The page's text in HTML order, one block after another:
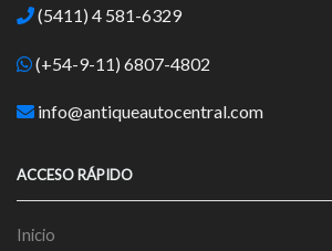
(5411) 4 581-6329
(+54-9-11) 6807-4802
info@antiqueautocentral.com
ACCESO RÁPIDO
Inicio